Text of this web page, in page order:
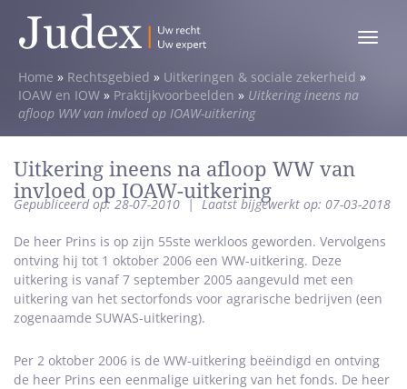
Toggle
Home » Rechtsgebied » Uitkeringen & sociale zekerheid »
IOAW en IOW » Praktijkvoorbeelden » Uitkering ineens na
afloop WW van invloed op IOAW-uitkering
Uitkering ineens na afloop WW van
invloed op IOAW-uitkering
Gepubliceerd op: 28-07-2010 |Laatst bijgewerkt op: 07-03-2018
De heer Prins is op zijn 55ste werkloos geworden. Vervolgens
ontving hij tot 1 oktober 2006 een WW-uitkering. Deze
uitkering is vanaf 7 september 2005 aangevuld met een
uitkering van het sectorfonds voor agrarische bedrijven (een
zogenaamde SUWAS-uitkering).
Per 2 oktober 2006 is de WW-uitkering beëindigd en ontving
de heer Prins een eenmalige uitkering van het fonds. De heer